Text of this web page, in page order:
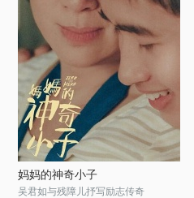
妈妈的神奇小子
吴君如与残障儿抒写励志传奇